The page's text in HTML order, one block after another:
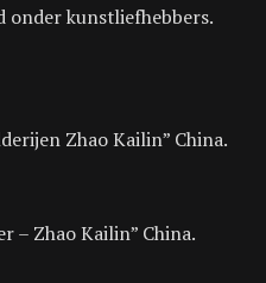
onder kunstliefhebbers.
Zhao Kailin” China.
– Zhao Kailin” China.